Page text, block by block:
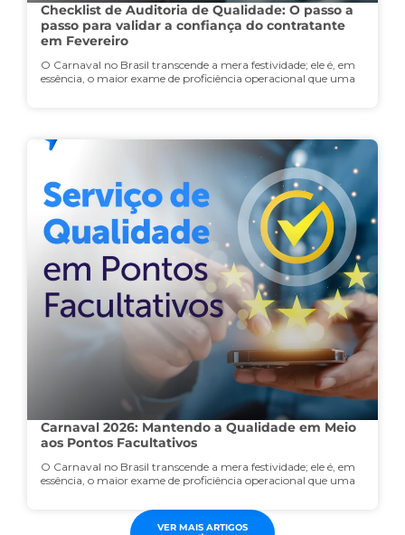
Checklist de Auditoria de Qualidade: O passo a
passo para validar a confiança do contratante
em Fevereiro
O Carnaval no Brasil transcende a mera festividade; ele é, em
essência, o maior exame de proficiência operacional que uma
Carnaval 2026: Mantendo a Qualidade em Meio
aos Pontos Facultativos
O Carnaval no Brasil transcende a mera festividade; ele é, em
essência, o maior exame de proficiência operacional que uma
VER MAIS ARTIGOS